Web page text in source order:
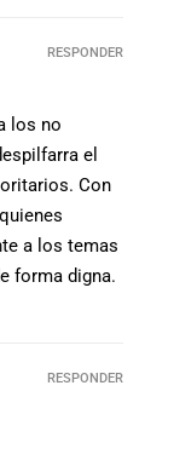
los no
el
Con
a los temas
forma digna.
RESPONDER
RESPONDER